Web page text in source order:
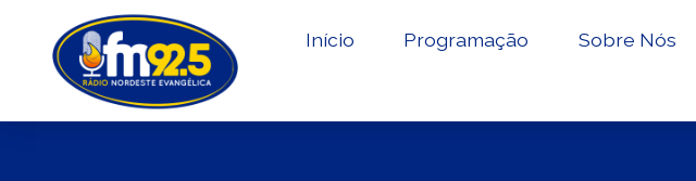
Início Programação Sobre Nós